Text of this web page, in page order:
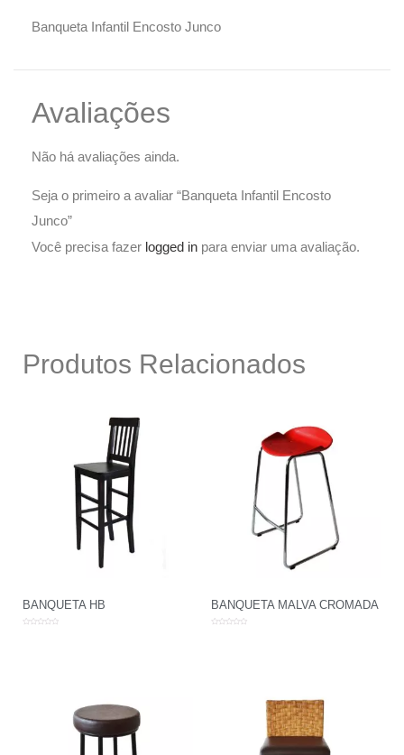
Banqueta Infantil Encosto Junco
Avaliações
Não há avaliações ainda.
Seja o primeiro a avaliar “Banqueta Infantil Encosto
Junco”
Você precisa fazer logged in para enviar uma avaliação.
Produtos Relacionados
BANQUETA HB BANQUETA MALVA CROMADA